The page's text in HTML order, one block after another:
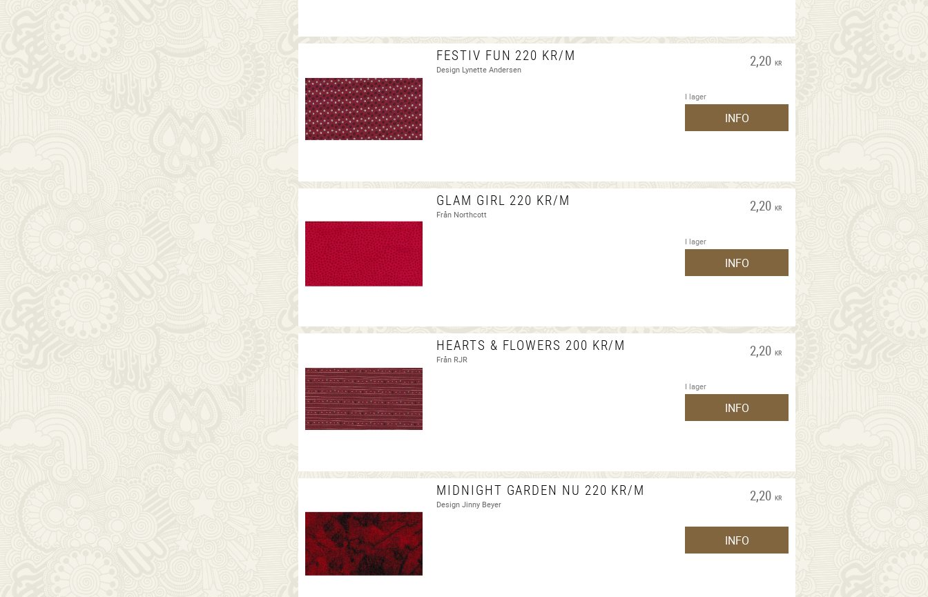
FESTIV FUN 220 KR/M
Design Lynette Andersen 2,20 KR
I lager
INFO
GLAM GIRL 220 KR/M
Från Northcott 2,20 KR
I lager
INFO
HEARTS & FLOWERS 200 KR/M
Från RJR 2,20 KR
I lager
INFO
MIDNIGHT GARDEN NU 220 KR/M
Design Jinny Beyer 2,20 KR
INFO